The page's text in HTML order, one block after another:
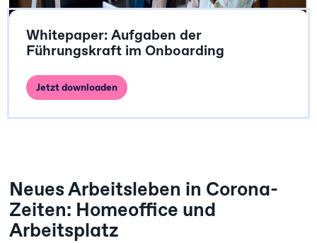
Whitepaper: Aufgaben der
Führungskraft im Onboarding
Jetzt downloaden
Neues Arbeitsleben in Corona-
Zeiten: Homeoffice und
Arbeitsplatz